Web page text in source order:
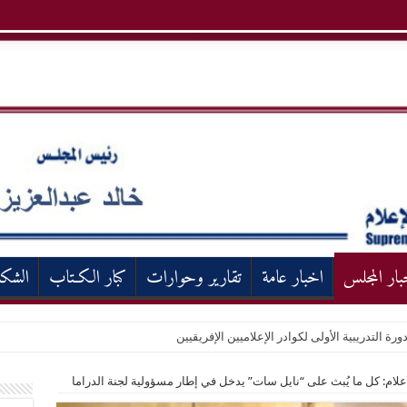
المجلس اخبار عامة تقارير وحوارات كبار الكـتاب
التدريبية الأولى لكوادر الإعلاميين الإفريقيين
كل ما يُبث على “نايل سات” يدخل في إطار مسؤولية لجنة الدراما